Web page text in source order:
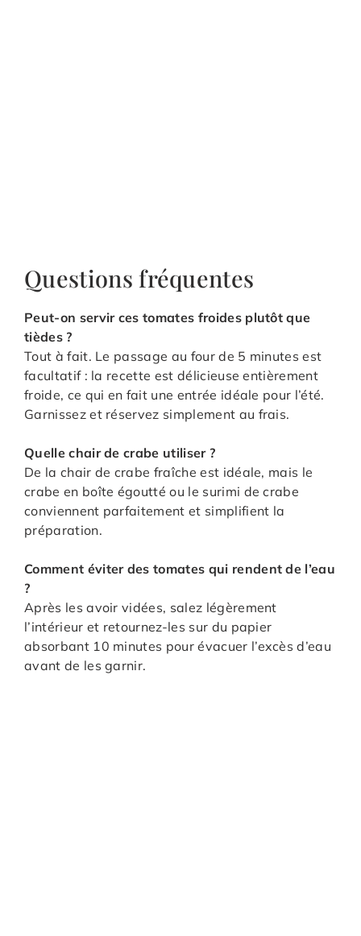
Questions fréquentes
Peut-on servir ces tomates froides plutôt que
tièdes ?
Tout à fait. Le passage au four de 5 minutes est
facultatif : la recette est délicieuse entièrement
froide, ce qui en fait une entrée idéale pour l’été.
Garnissez et réservez simplement au frais.
Quelle chair de crabe utiliser ?
De la chair de crabe fraîche est idéale, mais le
crabe en boîte égoutté ou le surimi de crabe
conviennent parfaitement et simplifient la
préparation.
Comment éviter des tomates qui rendent de l’eau
?
Après les avoir vidées, salez légèrement
l’intérieur et retournez-les sur du papier
absorbant 10 minutes pour évacuer l’excès d’eau
avant de les garnir.